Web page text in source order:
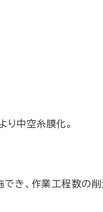
り中空糸膜化。
でき、作業工程数の